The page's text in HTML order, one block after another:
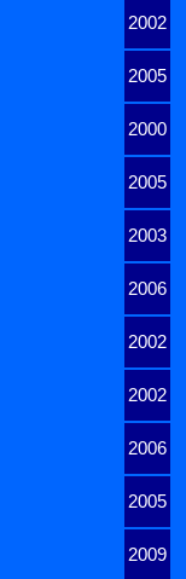
2002
2005
2000
2005
2003
2006
2002
2002
2006
2005
2009